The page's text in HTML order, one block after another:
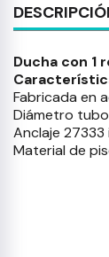
Ducha con 1
Fabricada en
Diámetro
Anclaje 27333
Material de